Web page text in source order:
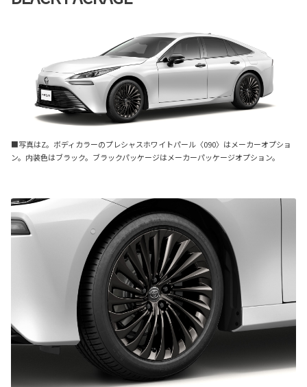
■写真はZ。ボディカラーのプレシャスホワイトパール〈090〉はメーカーオプショ
ン。内装色はブラック。ブラックパッケージはメーカーパッケージオプション。